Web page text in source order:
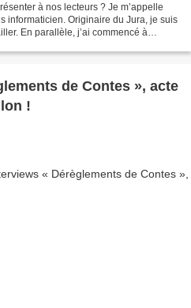
à nos lecteurs ? Je m’appelle
informaticien. Originaire du Jura, je suis
En parallèle, j’ai commencé à
de Contes », acte
!